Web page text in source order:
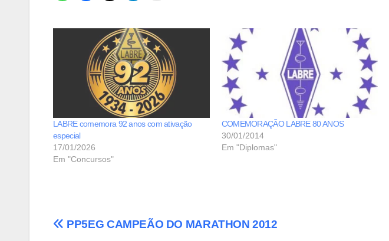
LABRE comemora 92 anos com ativação
especial
17/01/2026
Em "Concursos"
COMEMORAÇÃO LABRE 80 ANOS
30/01/2014
Em "Diplomas"
Navegação
PP5EG CAMPEÃO DO MARATHON 2012